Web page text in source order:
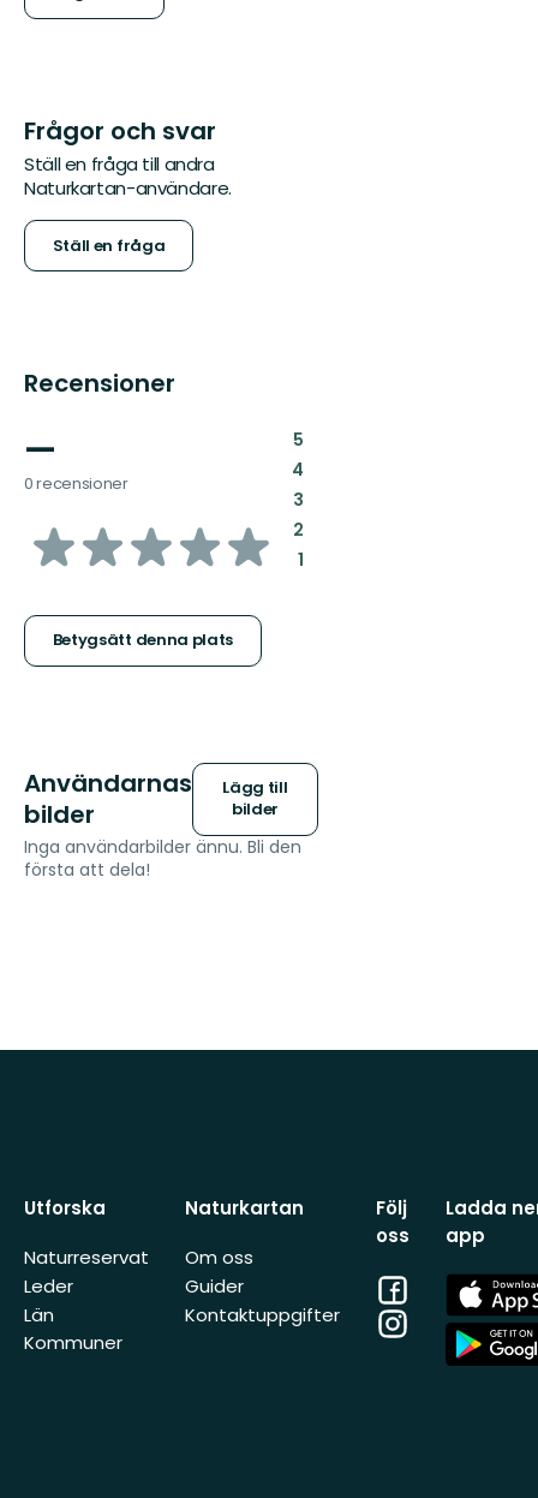
Frågor och svar
Ställ en fråga till andra
Naturkartan-användare.
Ställ en fråga
Recensioner
—
0 recensioner
av
stjärnor
Betygsätt denna plats
5:
4:
3:
2:
1:
Användarnas
bilder
Lägg till
bilder
Inga användarbilder ännu. Bli den
första att dela!
Utforska
Naturreservat
Leder
Län
Kommuner
Naturkartan
Om oss
Guider
Kontaktuppgifter
Följ
oss
Facebook
Instagram
Ladda
app
App
Store
App
Store